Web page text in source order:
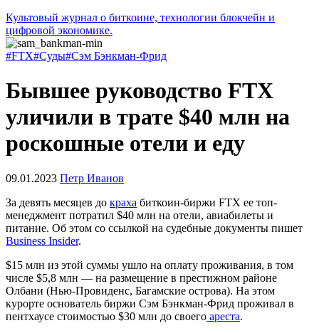
Культовый журнал о биткоине, технологии блокчейн и
цифровой экономике.
#FTX#Суды#Сэм Бэнкман-Фрид
Бывшее руководство FTX
уличили в трате $40 млн на
роскошные отели и еду
09.01.2023 Петр Иванов
За девять месяцев до краха биткоин-биржи FTX ее топ-
менеджмент потратил $40 млн на отели, авиабилеты и
питание. Об этом со ссылкой на судебные документы пишет
Business Insider.
$15 млн из этой суммы ушло на оплату проживания, в том
числе $5,8 млн — на размещение в престижном районе
Олбани (Нью-Провиденс, Багамские острова). На этом
курорте основатель биржи Сэм Бэнкман-Фрид проживал в
пентхаусе стоимостью $30 млн до своего ареста.